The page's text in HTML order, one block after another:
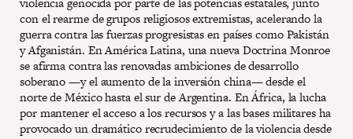
con el rearme de grupos religiosos extremistas, acelerando la
guerra contra las fuerzas progresistas en países como Pakistán
y Afganistán. En América Latina, una nueva Doctrina Monroe
se afirma contra las renovadas ambiciones de desarrollo
soberano —y el aumento de la inversión china— desde el
norte de México hasta el sur de Argentina. En África, la lucha
por mantener el acceso a los recursos y a las bases militares ha
provocado un dramático recrudecimiento de la violencia desde